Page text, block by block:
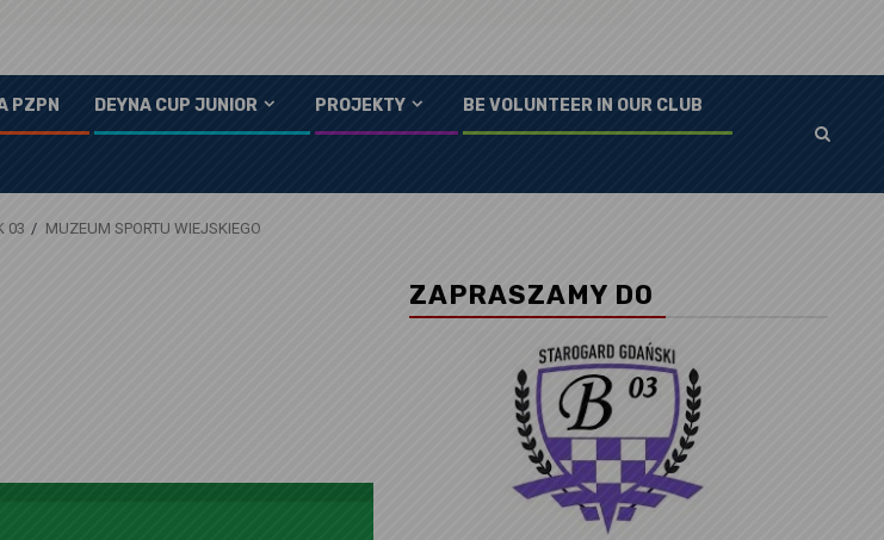
PZPN DEYNA CUP JUNIOR PROJEKTY BE VOLUNTEER IN OUR CLUB
03 MUZEUM SPORTU WIEJSKIEGO
ZAPRASZAMY DO